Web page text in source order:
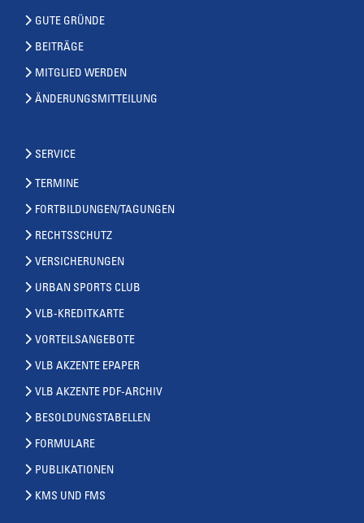
GUTE GRÜNDE
BEITRÄGE
MITGLIED WERDEN
ÄNDERUNGSMITTEILUNG
SERVICE
TERMINE
FORTBILDUNGEN/TAGUNGEN
RECHTSSCHUTZ
VERSICHERUNGEN
URBAN SPORTS CLUB
VLB-KREDITKARTE
VORTEILSANGEBOTE
VLB AKZENTE EPAPER
VLB AKZENTE PDF-ARCHIV
BESOLDUNGSTABELLEN
FORMULARE
PUBLIKATIONEN
KMS UND FMS